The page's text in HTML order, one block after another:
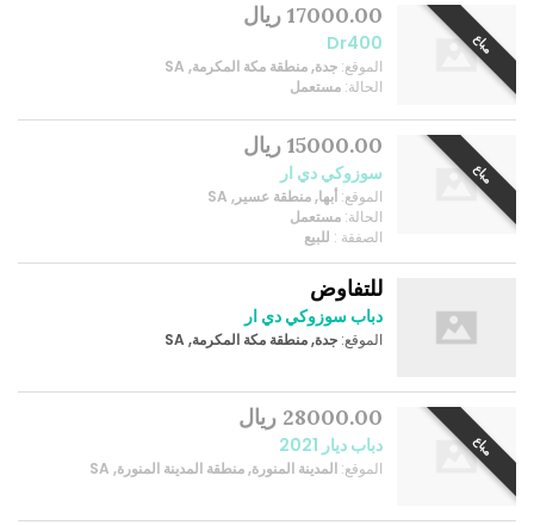
مباع
17000.00 ريال
Dr400
الموقع: جدة, منطقة مكة المكرمة, SA
الحالة: مستعمل
مباع
15000.00 ريال
سوزوكي دي ار
الموقع: أبها, منطقة عسير, SA
الحالة: مستعمل
الصفقة : للبيع
للتفاوض
دباب سوزوكي دي ار
الموقع: جدة, منطقة مكة المكرمة, SA
مباع
28000.00 ريال
دباب ديار 2021
الموقع: المدينة المنورة, منطقة المدينة المنورة, SA